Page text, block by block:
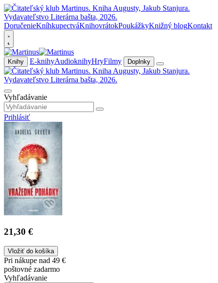
DoručenieKníhkupectváKnihovrátokPoukážkyKnižný blogKontakt
Knihy E-knihyAudioknihyHryFilmy Doplnky
Vyhľadávanie
Prihlásiť
21,30 €
Vložiť do košíka
Pri nákupe nad 49 €
poštovné zadarmo
Vyhľadávanie